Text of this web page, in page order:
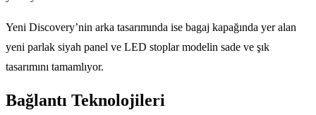
Yeni Discovery’nin arka tasarımında ise bagaj kapağında yer alan
yeni parlak siyah panel ve LED stoplar modelin sade ve şık
tasarımını tamamlıyor.
Bağlantı Teknolojileri